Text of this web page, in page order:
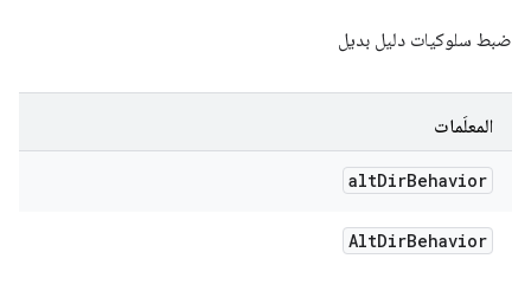
ضبط سلوكيات دليل بديل
المعلَمات
altDirBehavior
AltDirBehavior